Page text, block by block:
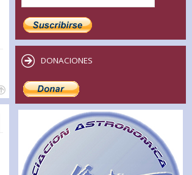
DONACIONES